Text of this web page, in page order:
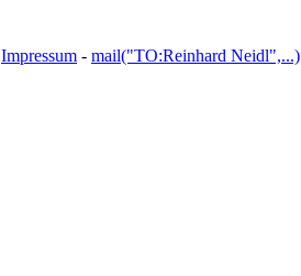
Impressum - mail("TO:Reinhard Neidl",...)